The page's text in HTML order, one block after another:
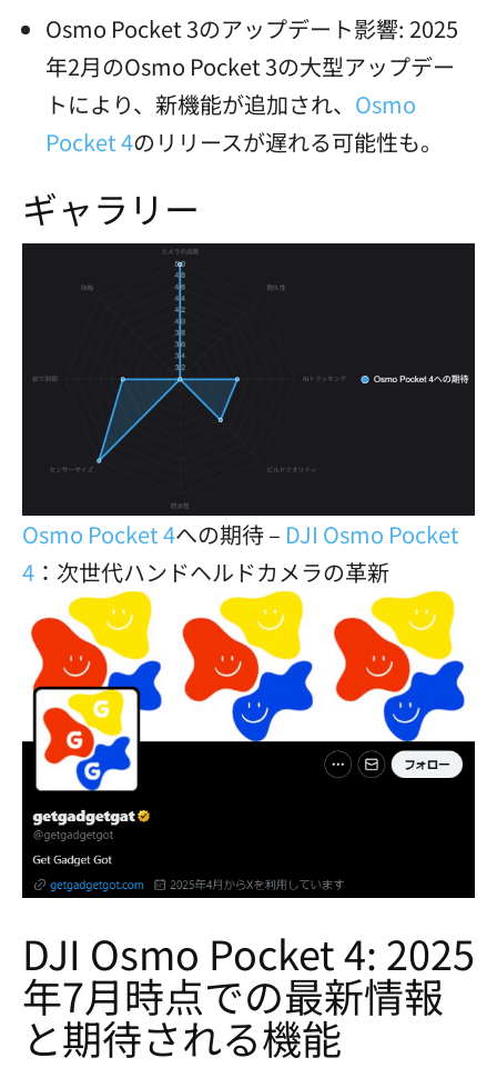
Osmo Pocket 3のアップデート影響: 2025
年2月のOsmo Pocket 3の大型アップデー
トにより、新機能が追加され、 Osmo
Pocket 4のリリースが遅れる可能性も。
ギャラリー
Osmo Pocket 4への期待 – DJI Osmo Pocket
4 ：次世代ハンドヘルドカメラの革新
DJI Osmo Pocket 4: 2025
年7月時点での最新情報
と期待される機能